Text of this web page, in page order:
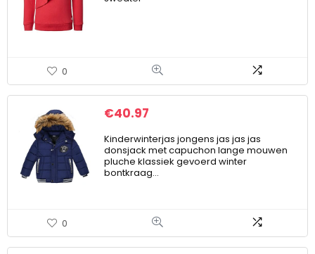
0
€40.97
Kinderwinterjas jongens jas jas jas
donsjack met capuchon lange mouwen
pluche klassiek gevoerd winter
bontkraag…
0